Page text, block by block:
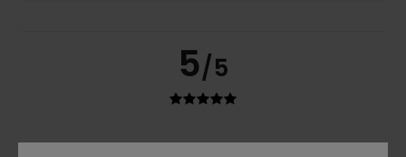
5/5